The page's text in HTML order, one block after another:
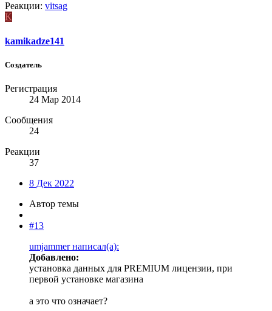
Реакции: vitsag
K
kamikadze141
Создатель
Регистрация
24 Мар 2014
Сообщения
24
Реакции
37
8 Дек 2022
Автор темы
#13
umjammer написал(а):
Добавлено:
установка данных для PREMIUM лицензии, при
первой установке магазина
а это что означает?